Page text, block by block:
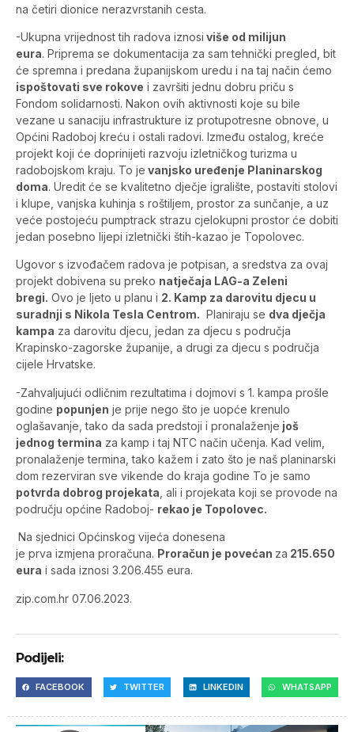
na četiri dionice nerazvrstanih cesta.
-Ukupna vrijednost tih radova iznosi više od milijun
eura. Priprema se dokumentacija za sam tehnički pregled, bit
će spremna i predana županijskom uredu i na taj način ćemo
ispoštovati sve rokove i završiti jednu dobru priču s
Fondom solidarnosti. Nakon ovih aktivnosti koje su bile
vezane u sanaciju infrastrukture iz protupotresne obnove, u
Općini Radoboj kreću i ostali radovi. Između ostalog, kreće
projekt koji će doprinijeti razvoju izletničkog turizma u
radobojskom kraju. To je vanjsko uređenje Planinarskog
doma. Uredit će se kvalitetno dječje igralište, postaviti stolovi
i klupe, vanjska kuhinja s roštiljem, prostor za sunčanje, a uz
veće postojeću pumptrack strazu cjelokupni prostor će dobiti
jedan posebno lijepi izletnički štih-kazao je Topolovec.
Ugovor s izvođačem radova je potpisan, a sredstva za ovaj
projekt dobivena su preko natječaja LAG-a Zeleni
bregi. Ovo je ljeto u planu i 2. Kamp za darovitu djecu u
suradnji s Nikola Tesla Centrom. Planiraju se dva dječja
kampa za darovitu djecu, jedan za djecu s područja
Krapinsko-zagorske županije, a drugi za djecu s područja
cijele Hrvatske.
-Zahvaljujući odličnim rezultatima i dojmovi s 1. kampa prošle
godine popunjen je prije nego što je uopće krenulo
oglašavanje, tako da sada predstoji i pronalaženje još
jednog termina za kamp i taj NTC način učenja. Kad velim,
pronalaženje termina, tako kažem i zato što je naš planinarski
dom rezerviran sve vikende do kraja godine To je samo
potvrda dobrog projekata , ali i projekata koji se provode na
području općine Radoboj- rekao je Topolovec.
Na sjednici Općinskog vijeća donesena
je prva izmjena proračuna. Proračun je povećan za 215.650
eura i sada iznosi 3.206.455 eura.
zip.com.hr 07.06.2023.
Podijeli:
FACEBOOK TWITTER LINKEDIN WHATSAPP